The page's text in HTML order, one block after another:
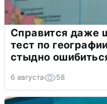
Справится даже
тест по
стыдно
6 августа 58